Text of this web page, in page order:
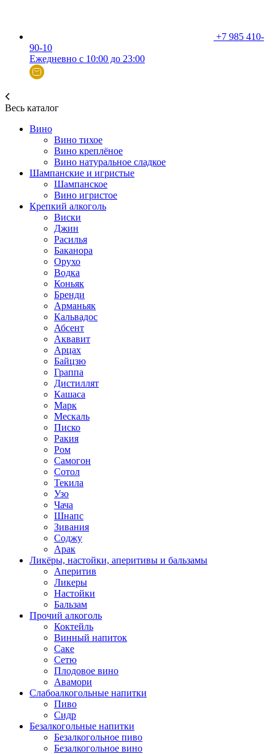
+7 985 410-
90-10
Ежедневно с 10:00 до 23:00
Весь каталог
Вино
Вино тихое
Вино креплёное
Вино натуральное сладкое
Шампанские и игристые
Шампанское
Вино игристое
Крепкий алкоголь
Виски
Джин
Расилья
Баканора
Орухо
Водка
Коньяк
Бренди
Арманьяк
Кальвадос
Абсент
Аквавит
Арцах
Байцзю
Граппа
Дистиллят
Кашаса
Марк
Мескаль
Писко
Ракия
Ром
Самогон
Сотол
Текила
Узо
Чача
Шнапс
Зивания
Соджу
Арак
Ликёры, настойки, аперитивы и бальзамы
Аперитив
Ликеры
Настойки
Бальзам
Прочий алкоголь
Коктейль
Винный напиток
Саке
Сетю
Плодовое вино
Авамори
Слабоалкогольные напитки
Пиво
Сидр
Безалкогольные напитки
Безалкогольное пиво
Безалкогольное вино